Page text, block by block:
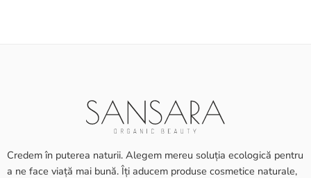
Credem în puterea naturii. Alegem mereu soluția ecologică pentru
a ne face viață mai bună. Îți aducem produse cosmetice naturale,